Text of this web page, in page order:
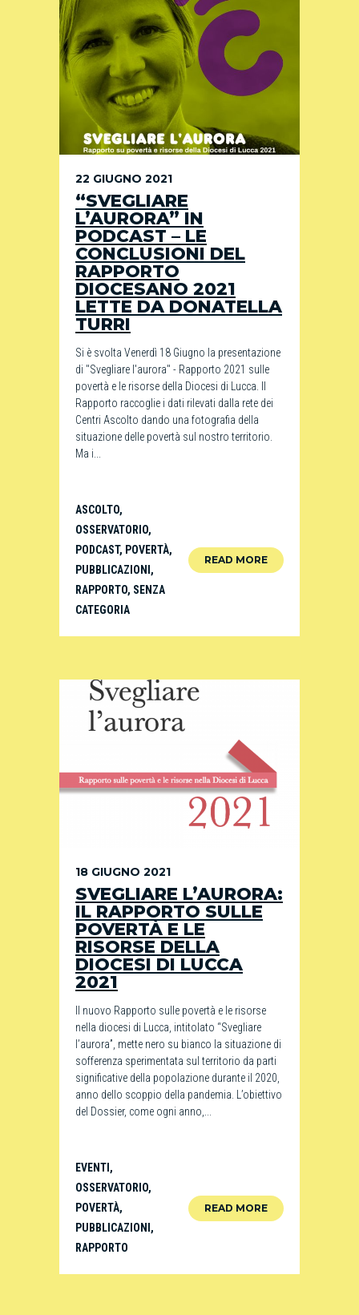
22 GIUGNO 2021
“SVEGLIARE
L’AURORA” IN
PODCAST – LE
CONCLUSIONI DEL
RAPPORTO
DIOCESANO 2021
LETTE DA DONATELLA
TURRI
Si è svolta Venerdì 18 Giugno la presentazione
di "Svegliare l'aurora" - Rapporto 2021 sulle
povertà e le risorse della Diocesi di Lucca. Il
Rapporto raccoglie i dati rilevati dalla rete dei
Centri Ascolto dando una fotografia della
situazione delle povertà sul nostro territorio.
Ma i...
ASCOLTO,
OSSERVATORIO,
PODCAST, POVERTÀ,
PUBBLICAZIONI ,
RAPPORTO, SENZA
CATEGORIA
READ MORE
18 GIUGNO 2021
SVEGLIARE L’AURORA:
IL RAPPORTO SULLE
POVERTÀ E LE
RISORSE DELLA
DIOCESI DI LUCCA
2021
Il nuovo Rapporto sulle povertà e le risorse
nella diocesi di Lucca, intitolato “Svegliare
l’aurora”, mette nero su bianco la situazione di
sofferenza sperimentata sul territorio da parti
significative della popolazione durante il 2020,
anno dello scoppio della pandemia. L’obiettivo
del Dossier, come ogni anno,...
EVENTI ,
OSSERVATORIO,
POVERTÀ,
PUBBLICAZIONI ,
RAPPORTO
READ MORE